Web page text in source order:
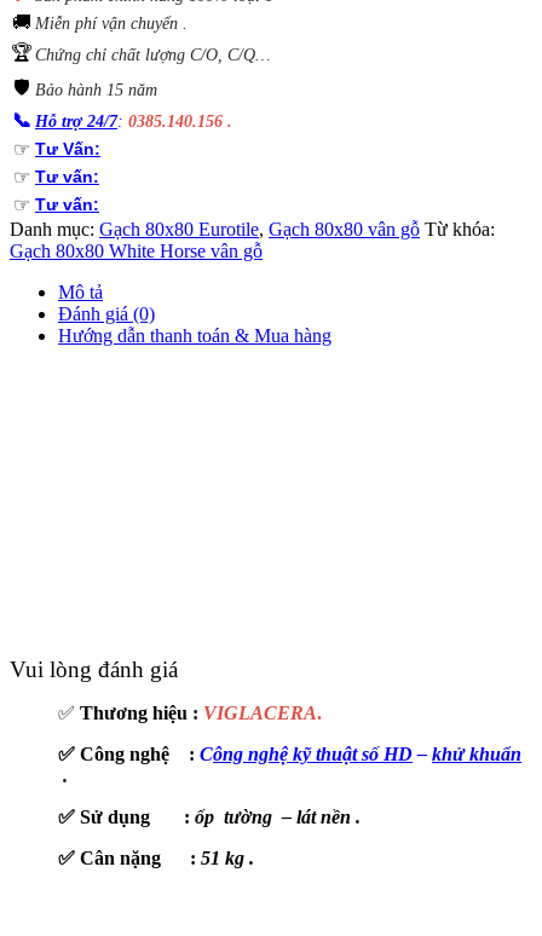
🚚 Miễn phí vận chuyển .
🏆Chứng chỉ chất lượng C/O, C/Q…
🛡️ Bảo hành 15 năm
📞 Hỗ trợ 24/7: 0385.140.156 .
☞ Tư Vấn:
☞ Tư vấn:
☞ Tư vấn:
Danh mục: Gạch 80x80 Eurotile, Gạch 80x80 vân gỗ Từ khóa:
Gạch 80x80 White Horse vân gỗ
Mô tả
Đánh giá (0)
Hướng dẫn thanh toán & Mua hàng
Vui lòng đánh giá
✅ Thương hiệu : VIGLACERA.
✅ Công nghệ : Công nghệ kỹ thuật số HD– khử khuẩn
.
✅ Sử dụng : ốp tường – lát nền .
✅ Cân nặng : 51 kg .